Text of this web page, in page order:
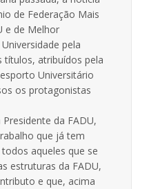
de Federação Mais
e de Melhor
pela
títulos, atribuídos pela
Universitário
os protagonistas
da FADU,
que já tem
aqueles que se
estruturas da FADU,
e que, acima